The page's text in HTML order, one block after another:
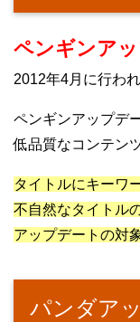
ペンギンア
2012年4月に行わ
ペンギンアップデ
低品質なコンテン
タイトルにキーワ
不自然なタイトル
アップデートの対
パンダア